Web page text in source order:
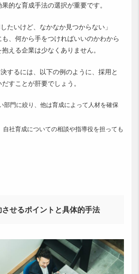
的な育成手法の選択が重要です。
たいけど、なかなか見つからない」
も、何から手をつければいいのかわから
える企業は少なくありません。
するには、以下の例のように、採用と
すことが肝要でしょう。
部門に絞り、他は育成によって人材を確保
自社育成についての相談や指導役を担っても
せるポイントと具体的手法